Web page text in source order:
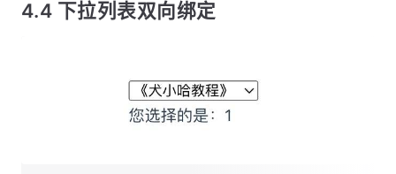
4.4 下拉列表双向绑定